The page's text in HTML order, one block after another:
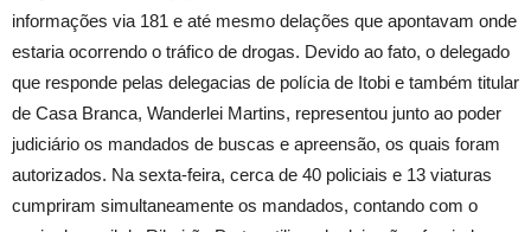
informações via 181 e até mesmo delações que apontavam onde
estaria ocorrendo o tráfico de drogas. Devido ao fato, o delegado
que responde pelas delegacias de polícia de Itobi e também titular
de Casa Branca, Wanderlei Martins, representou junto ao poder
judiciário os mandados de buscas e apreensão, os quais foram
autorizados. Na sexta-feira, cerca de 40 policiais e 13 viaturas
cumpriram simultaneamente os mandados, contando com o